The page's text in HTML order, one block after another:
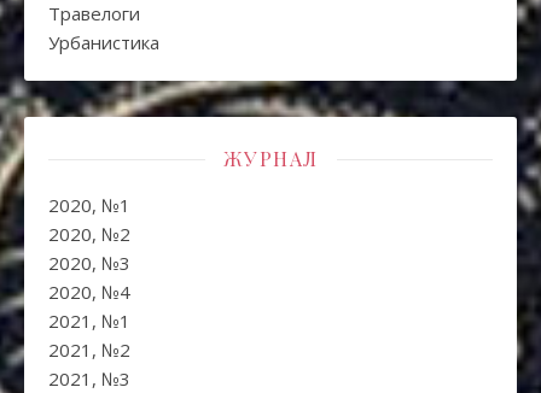
Травелоги
Урбанистика
ЖУРНАЛ
2020, №1
2020, №2
2020, №3
2020, №4
2021, №1
2021, №2
2021, №3